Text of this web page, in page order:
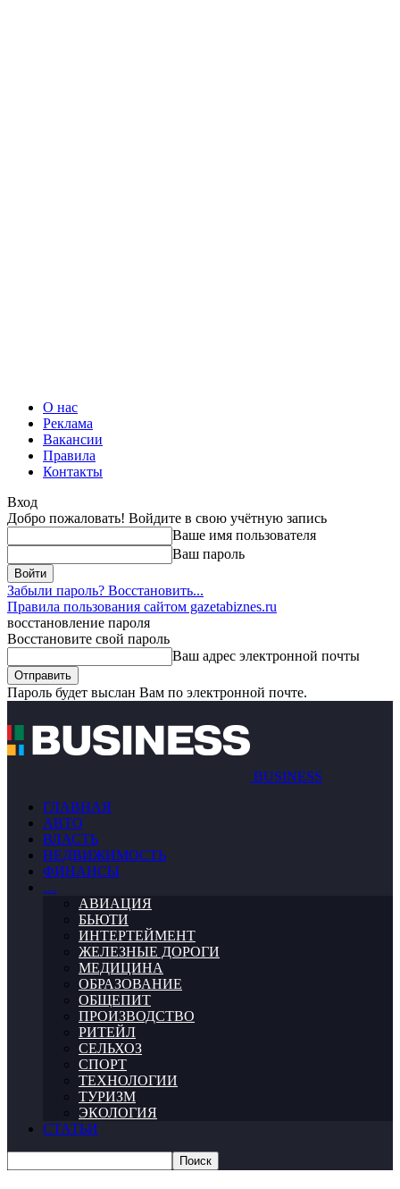
О нас
Реклама
Вакансии
Правила
Контакты
Вход
Добро пожаловать! Войдите в свою учётную запись
Ваше имя пользователя
Ваш пароль
Забыли пароль? Восстановить...
Правила пользования сайтом gazetabiznes.ru
восстановление пароля
Восстановите свой пароль
Ваш адрес электронной почты
Пароль будет выслан Вам по электронной почте.
BUSINESS
ГЛАВНАЯ
АВТО
ВЛАСТЬ
НЕДВИЖИМОСТЬ
ФИНАНСЫ
…
АВИАЦИЯ
БЬЮТИ
ИНТЕРТЕЙМЕНТ
ЖЕЛЕЗНЫЕ ДОРОГИ
МЕДИЦИНА
ОБРАЗОВАНИЕ
ОБЩЕПИТ
ПРОИЗВОДСТВО
РИТЕЙЛ
СЕЛЬХОЗ
СПОРТ
ТЕХНОЛОГИИ
ТУРИЗМ
ЭКОЛОГИЯ
СТАТЬИ